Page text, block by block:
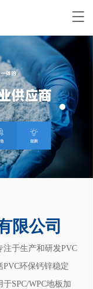
T
n
a
为一体的
商
限公司
于生产和研发PVC
环保钙锌稳定
SPC/WPC地板加